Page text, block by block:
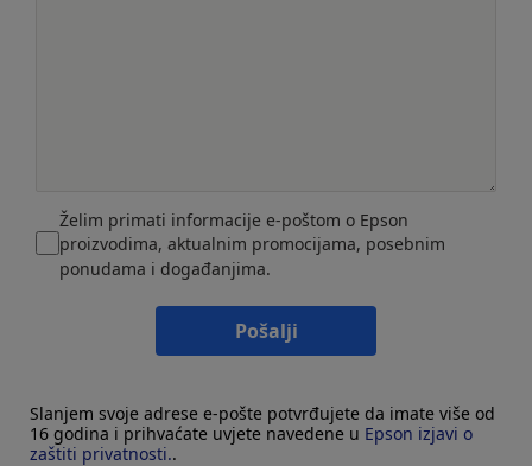
Želim primati informacije e-poštom o Epson
proizvodima, aktualnim promocijama, posebnim
ponudama i događanjima.
Pošalji
Slanjem svoje adrese e-pošte potvrđujete da imate više od
16 godina i prihvaćate uvjete navedene u Epson izjavi o
zaštiti privatnosti..